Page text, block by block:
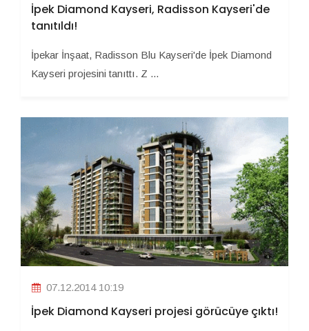
İpek Diamond Kayseri, Radisson Kayseri'de
tanıtıldı!
İpekar İnşaat, Radisson Blu Kayseri'de İpek Diamond
Kayseri projesini tanıttı. Z ...
07.12.2014 10:19
İpek Diamond Kayseri projesi görücüye çıktı!